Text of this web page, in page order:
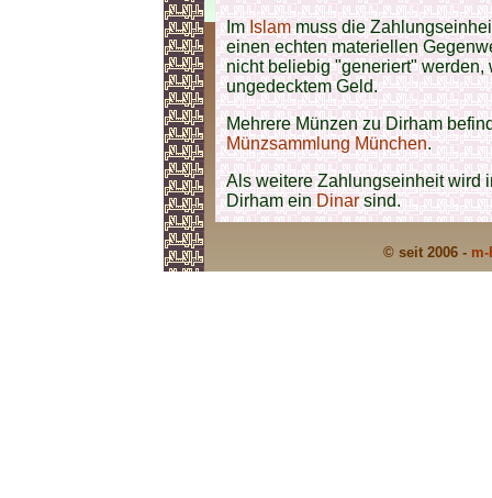
ImIslammuss die
einen echten materiellen
nicht beliebig "generiert"
ungedecktem Geld.
Mehrere Münzen zu Dirham
Münzsammlung München.
Als weitere Zahlungseinheit wird
Dirham einDinarsind.
© seit 2006 -